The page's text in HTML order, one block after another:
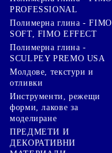
PROFESSIONAL
Полимерна глина - FIMO
SOFT, FIMO EFFECT
Полимерна глина -
SCULPEY PREMO USA
Молдове, текстури и
отливки
Инструменти, режещи
форми, лакове за
моделиране
ПРЕДМЕТИ И
ДЕКОРАТИВНИ